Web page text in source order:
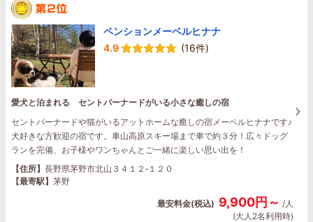
ペンションメーベルヒナナ
4.9
(16件)
愛犬と泊まれる セントバーナードがいる小さな癒しの宿
セントバーナードや猫がいるアットホームな癒しの宿メーベルヒナナです♪
犬好きな方歓迎の宿です。車山高原スキー場まで車で約３分！広々ドッグ
ランを完備、お子様やワンちゃんとご一緒に楽しい思い出を！
【住所】 長野県茅野市北山３４１２‐１２０
【最寄駅】 茅野
最安料金(税込) 9,900円～ /人
(大人2名利用時)